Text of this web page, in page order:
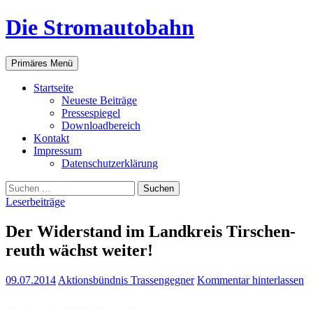
Zum
Inhalt
Die Stromautobahn
Suchen
Primäres Menü
Start­sei­te
Neu­es­te Beiträge
Pres­se­spie­gel
Down­load­be­reich
Kon­takt
Impres­sum
Daten­schutz­er­klä­rung
Suchen
nach:
Leserbeiträge
Der Wider­stand im Land­kreis Tir­schen­
reuth wächst weiter!
09.07.2014 Aktionsbündnis Trassengegner Kommentar hinterlassen